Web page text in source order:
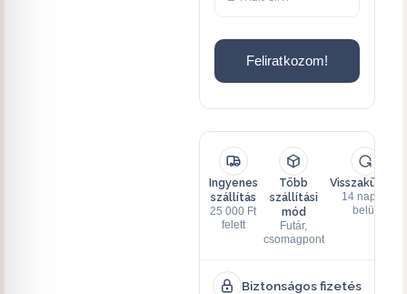
Feliratkozom!
Ingyenes
szállítás
25 000 Ft
felett
Több
szállítási
mód
Futár,
csomagpont
Visszaküldés
14 napon
belül
Biztonságos fizetés